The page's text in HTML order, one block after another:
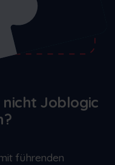
Joblogic
führenden